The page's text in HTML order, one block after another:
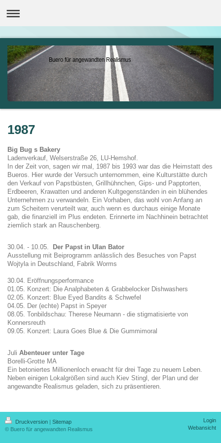
Buero für angewandten Realismus
1987
Big Bug s Bakery
Ladenverkauf, Welserstraße 26, LU-Hemshof.
In der Zeit von, sagen wir mal, 1987 bis 1993 war das die Heimstatt des
Bueros. Hier wurde der Versuch unternommen, eine Kulturstätte durch
den Verkauf von Papstbüsten, Grillhühnchen, Gips- und Papptorten,
Erdbeeren, Krawatten und anderen Kultgegenständen in ein blühendes
Unternehmen zu verwandeln. Ein Vorhaben, das wohl von Anfang an
zum Scheitern verurteilt war, auch wenn es durchaus einige Monate
gab, die finanziell im Plus endeten. Erinnerte im Nachhinein betrachtet
ziemlich stark an Rauschenberg.
30.04. - 10.05. Der Papst in Ulan Bator
Ausstellung mit Beiprogramm anlässlich des Besuches von Papst
Wojtyla in Deutschland, Fabrik Worms
30.04. Eröffnungsperformance
01.05. Konzert: Die Analphabeten & Grabbelocker Dishwashers
02.05. Konzert: Blue Eyed Bandits & Schwefel
04.05. Der (echte) Papst in Speyer
08.05. Tonbildschau: Therese Neumann - die stigmatisierte von
Konnersreuth
09.05. Konzert: Laura Goes Blue & Die Gummimoral
Juli Abenteuer unter Tage
Borelli-Grotte MA
Ein betoniertes Millionenloch erwacht für drei Tage zu neuem Leben.
Neben einigen Lokalgrößen sind auch Kiev Stingl, der Plan und der
angewandte Realismus geladen, sich zu präsentieren.
Druckversion | Sitemap
© Buero für angewandten Realismus
Login
Webansicht